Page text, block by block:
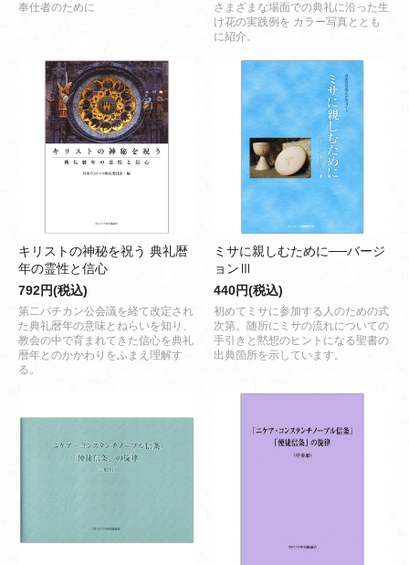
奉仕者のために
さまざまな場面での典礼に沿った生
け花の実践例を カラー写真ととも
に紹介。
キリストの神秘を祝う 典礼暦
年の霊性と信心
792円(税込)
第二バチカン公会議を経て改定され
た典礼暦年の意味とねらいを知り、
教会の中で育まれてきた信心を典礼
暦年とのかかわりをふまえ理解す
る。
ミサに親しむために──バージ
ョンⅢ
440円(税込)
初めてミサに参加する人のための式
次第。随所にミサの流れについての
手引きと黙想のヒントになる聖書の
出典箇所を示しています。